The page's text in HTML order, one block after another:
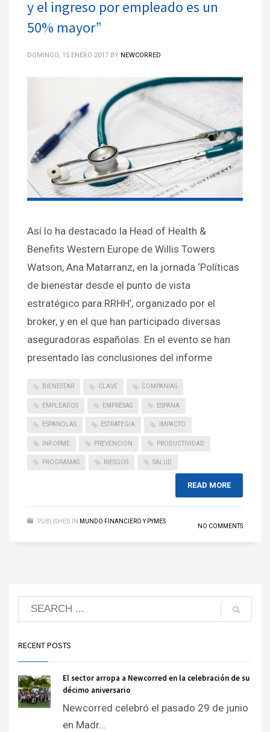
y el ingreso por empleado es un
50% mayor”
DOMINGO, 15 ENERO 2017 BY NEWCORRED
Así lo ha destacado la Head of Health &
Benefits Western Europe de Willis Towers
Watson, Ana Matarranz, en la jornada ‘Políticas
de bienestar desde el punto de vista
estratégico para RRHH’, organizado por el
broker, y en el que han participado diversas
aseguradoras españolas. En el evento se han
presentado las conclusiones del informe
BIENESTAR CLAVE COMPANIAS
EMPLEADOS EMPRESAS ESPANA
ESPANOLAS ESTRATEGIA IMPACTO
INFORME PREVENCION PRODUCTIVIDAD
PROGRAMAS RIESGOS SALUD
READ MORE
PUBLISHED IN MUNDO FINANCIERO Y PYMES
NO COMMENTS
RECENT POSTS
El sector arropa a Newcorred en la celebración de su
décimo aniversario
Newcorred celebró el pasado 29 de junio
en Madr...